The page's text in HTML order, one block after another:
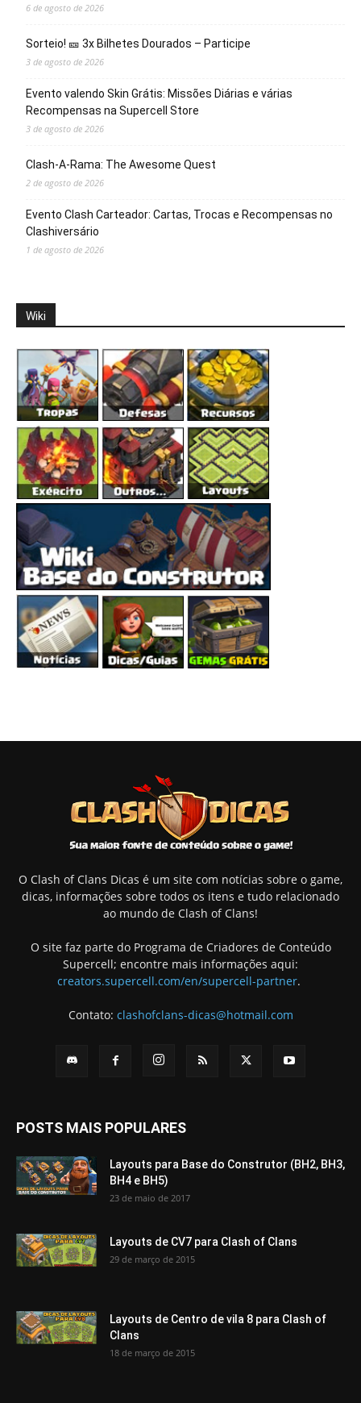
6 de agosto de 2026
Sorteio! 🎫 3x Bilhetes Dourados – Participe
3 de agosto de 2026
Evento valendo Skin Grátis: Missões Diárias e várias
Recompensas na Supercell Store
3 de agosto de 2026
Clash-A-Rama: The Awesome Quest
2 de agosto de 2026
Evento Clash Carteador: Cartas, Trocas e Recompensas no
Clashiversário
1 de agosto de 2026
Wiki
O Clash of Clans Dicas é um site com notícias sobre o game,
dicas, informações sobre todos os itens e tudo relacionado
ao mundo de Clash of Clans!
O site faz parte do Programa de Criadores de Conteúdo
Supercell; encontre mais informações aqui:
creators.supercell.com/en/supercell-partner.
Contato: clashofclans-dicas@hotmail.com
POSTS MAIS POPULARES
Layouts para Base do Construtor (BH2, BH3,
BH4 e BH5)
23 de maio de 2017
Layouts de CV7 para Clash of Clans
29 de março de 2015
Layouts de Centro de vila 8 para Clash of
Clans
18 de março de 2015